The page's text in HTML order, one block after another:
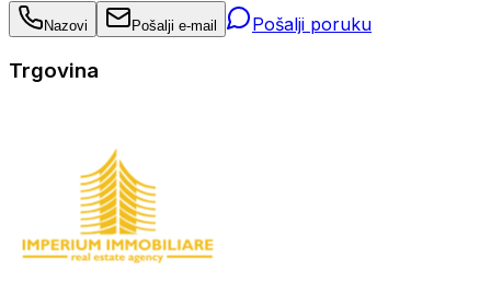
Nazovi Pošalji e-mail Pošalji poruku
Trgovina